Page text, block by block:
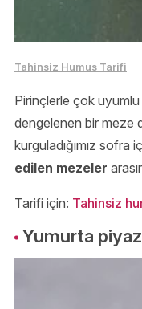
Tahinsiz Humus Tarifi
Pirinçlerle çok
dengelenen bir meze
kurguladığımız sofra
edilen mezeler
Tarifi için: Tahinsiz
Yumurta